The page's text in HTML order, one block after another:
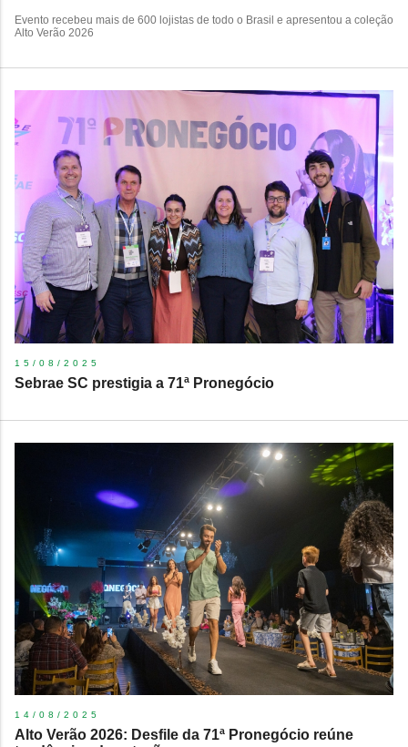
Evento recebeu mais de 600 lojistas de todo o Brasil e apresentou a coleção
Alto Verão 2026
15/08/2025
Sebrae SC prestigia a 71ª Pronegócio
14/08/2025
Alto Verão 2026: Desfile da 71ª Pronegócio reúne